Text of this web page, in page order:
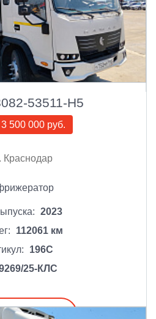
53511-Н5
3 500 000 руб.
Краснодар
2023
112061 км
196С
25-КЛС